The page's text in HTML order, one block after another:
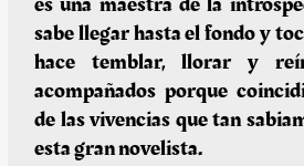
sabe llegar hasta el fondo y
hace temblar, llorar y
acompañados porque
de las vivencias que tan
esta gran novelista.